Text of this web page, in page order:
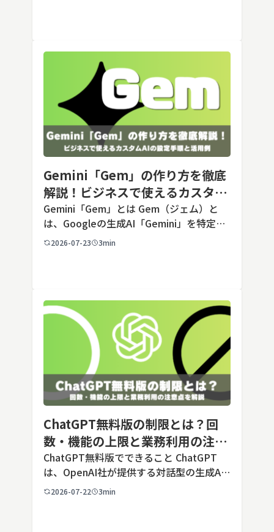
Gemini「Gem」の作り方を徹底
解説！ビジネスで使えるカスタム
AIの設定手順と活用例
Gemini「Gem」とは Gem（ジェム）と
は、Googleの生成AI「Gemini」を特定の
用途に合わせてカスタマイズできる機能で
2026-07-23 3min
ChatGPT無料版の制限とは？回
数・機能の上限と業務利用の注意
点を解説【2026年最新】
ChatGPT無料版でできること ChatGPT
は、OpenAI社が提供する対話型の生成AI
サービスです。アカウントを登録すれば無
2026-07-22 3min